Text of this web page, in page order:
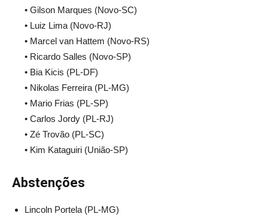
• Gilson Marques (Novo-SC)
• Luiz Lima (Novo-RJ)
• Marcel van Hattem (Novo-RS)
• Ricardo Salles (Novo-SP)
• Bia Kicis (PL-DF)
• Nikolas Ferreira (PL-MG)
• Mario Frias (PL-SP)
• Carlos Jordy (PL-RJ)
• Zé Trovão (PL-SC)
• Kim Kataguiri (União-SP)
Abstenções
Lincoln Portela (PL-MG)